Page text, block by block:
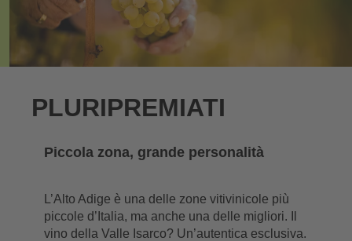
PLURIPREMIATI
Piccola zona, grande personalità
L’Alto Adige è una delle zone vitivinicole più
piccole d’Italia, ma anche una delle migliori. Il
vino della Valle Isarco? Un’autentica esclusiva.